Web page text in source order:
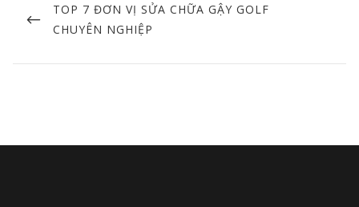
navigation
PREVIOUS
POST
TOP 7 ĐƠN VỊ SỬA CHỮA GẬY GOLF
CHUYÊN NGHIỆP